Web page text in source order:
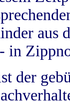
aus
in
der